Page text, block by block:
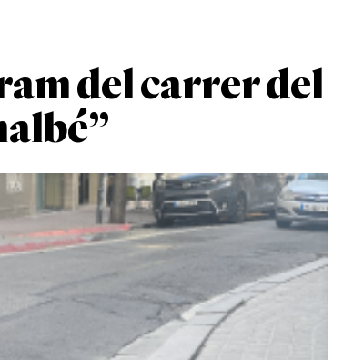
del carrer del